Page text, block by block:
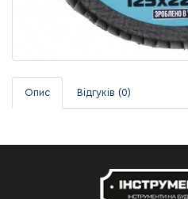
Опис Відгуків (0)